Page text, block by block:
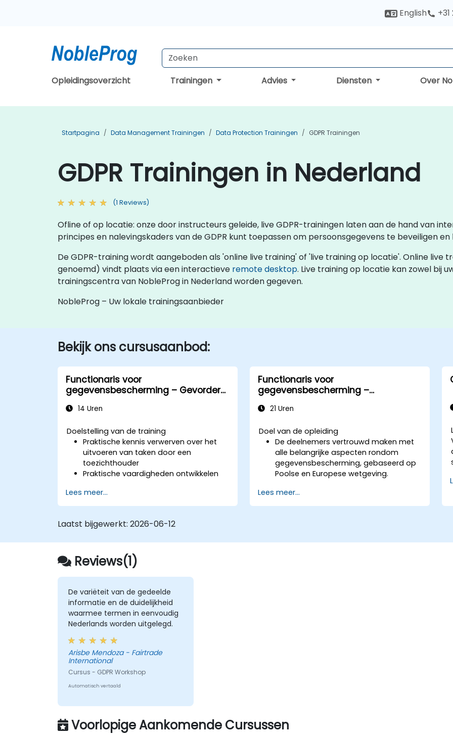
English
Opleidingsoverzicht Trainingen Advies Diensten Over
Startpagina Data Management Trainingen Data Protection Trainingen GDPR Trainingen
GDPR Trainingen in Nederland
(1 Reviews)
Ofline of op locatie: onze door instructeurs geleide, live GDPR-trainingen laten aan de hand van
principes en nalevingskaders van de GDPR kunt toepassen om persoonsgegevens te beveiligen
De GDPR-training wordt aangeboden als 'online live training' of 'live training op locatie'. Online live
genoemd) vindt plaats via een interactieve remote desktop. Live training op locatie kan zowel bij
trainingscentra van NobleProg in Nederland worden gegeven.
NobleProg – Uw lokale trainingsaanbieder
Bekijk ons cursusaanbod:
Functionaris voor
gegevensbescherming – Gevorderd
14 Uren
Doelstelling van de training
Praktische kennis verwerven over het
uitvoeren van taken door een
toezichthouder
Praktische vaardigheden ontwikkelen
risicobeoordeling
Kennis opdoen over nieuwe
van persoonsgegevens
Lees meer...
Functionaris voor
gegevensbescherming –
21 Uren
Doel van de opleiding
De deelnemers vertrouwd maken met
alle belangrijke aspecten rondom
gegevensbescherming, gebaseerd op
Poolse en Europese wetgeving.
betreffende de nieuwe regels voor
verwerking van persoonsgegevens.
Lees meer...
Laatst bijgewerkt: 2026-06-12
Reviews(1)
De variëteit van de gedeelde
informatie en de duidelijkheid
waarmee termen in eenvoudig
Nederlands worden uitgelegd.
Arisbe Mendoza - Fairtrade
International
Cursus - GDPR Workshop
Automatisch vertaald
Voorlopige Aankomende Cursussen